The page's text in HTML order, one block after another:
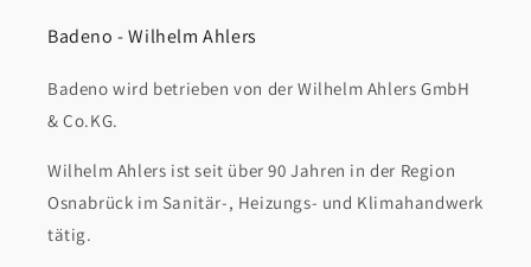
Badeno - Wilhelm Ahlers
Badeno wird betrieben von der Wilhelm Ahlers GmbH
& Co.KG.
Wilhelm Ahlers ist seit über 90 Jahren in der Region
Osnabrück im Sanitär-, Heizungs- und Klimahandwerk
tätig.